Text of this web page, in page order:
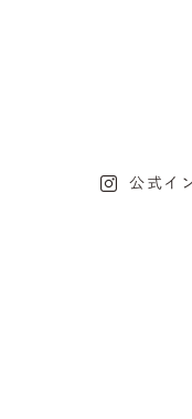
公式イ